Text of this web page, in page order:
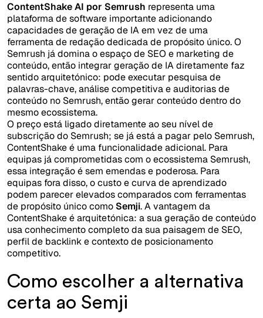
ContentShake AI por Semrush representa uma
plataforma de software importante adicionando
capacidades de geração de IA em vez de uma
ferramenta de redação dedicada de propósito único. O
Semrush já domina o espaço de SEO e marketing de
conteúdo, então integrar geração de IA diretamente faz
sentido arquitetónico: pode executar pesquisa de
palavras-chave, análise competitiva e auditorias de
conteúdo no Semrush, então gerar conteúdo dentro do
mesmo ecossistema.
O preço está ligado diretamente ao seu nível de
subscrição do Semrush; se já está a pagar pelo Semrush,
ContentShake é uma funcionalidade adicional. Para
equipas já comprometidas com o ecossistema Semrush,
essa integração é sem emendas e poderosa. Para
equipas fora disso, o custo e curva de aprendizado
podem parecer elevados comparados com ferramentas
de propósito único como Semji. A vantagem da
ContentShake é arquitetónica: a sua geração de conteúdo
usa conhecimento completo da sua paisagem de SEO,
perfil de backlink e contexto de posicionamento
competitivo.
Como escolher a alternativa
certa ao Semji